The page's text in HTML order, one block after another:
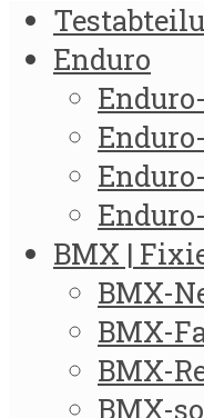
Enduro
BMX |
BMX-
BMX-
BMX-
BMX-